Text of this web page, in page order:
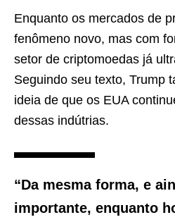
Enquanto os mercados de
fenômeno novo, mas com
setor de criptomoedas já
Seguindo seu texto, Trump
ideia de que os EUA
dessas indútrias.
“Da mesma forma, e
importante, enquanto